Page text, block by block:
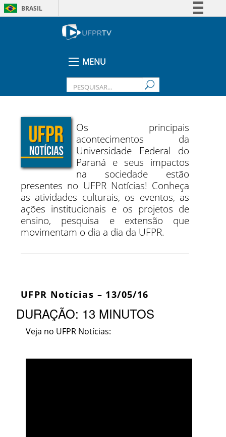
BRASIL
Legislação
MENU
Os principais
acontecimentos da
Universidade Federal do
Paraná e seus impactos
na sociedade estão
presentes no UFPR Notícias! Conheça
as atividades culturais, os eventos, as
ações institucionais e os projetos de
ensino, pesquisa e extensão que
movimentam o dia a dia da UFPR.
UFPR Notícias – 13/05/16
DURAÇÃO: 13 MINUTOS
Veja no UFPR Notícias: